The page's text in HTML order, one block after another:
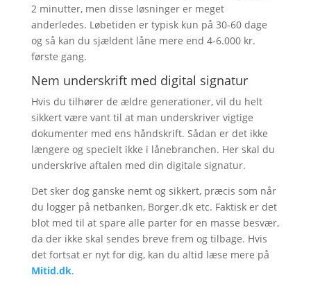
2 minutter, men disse løsninger er meget
anderledes. Løbetiden er typisk kun på 30-60 dage
og så kan du sjældent låne mere end 4-6.000 kr.
første gang.
Nem underskrift med digital signatur
Hvis du tilhører de ældre generationer, vil du helt
sikkert være vant til at man underskriver vigtige
dokumenter med ens håndskrift. Sådan er det ikke
længere og specielt ikke i lånebranchen. Her skal du
underskrive aftalen med din digitale signatur.
Det sker dog ganske nemt og sikkert, præcis som når
du logger på netbanken, Borger.dk etc. Faktisk er det
blot med til at spare alle parter for en masse besvær,
da der ikke skal sendes breve frem og tilbage. Hvis
det fortsat er nyt for dig, kan du altid læse mere på
Mitid.dk.